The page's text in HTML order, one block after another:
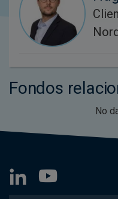
Fondos
No